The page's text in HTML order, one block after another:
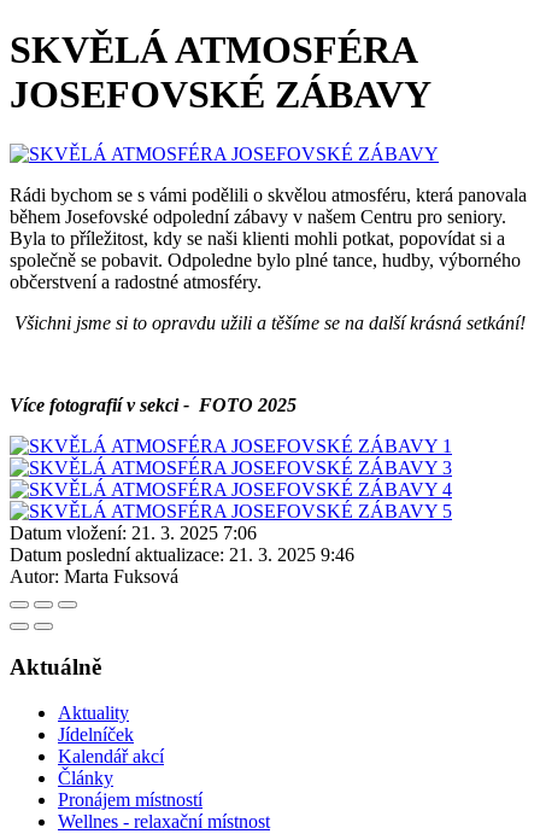
SKVĚLÁ ATMOSFÉRA
JOSEFOVSKÉ ZÁBAVY
Rádi bychom se s vámi podělili o skvělou atmosféru, která panovala
během Josefovské odpolední zábavy v našem Centru pro seniory.
Byla to příležitost, kdy se naši klienti mohli potkat, popovídat si a
společně se pobavit. Odpoledne bylo plné tance, hudby, výborného
občerstvení a radostné atmosféry.
Všichni jsme si to opravdu užili a těšíme se na další krásná setkání!
Více fotografií v sekci - FOTO 2025
Datum vložení: 21. 3. 2025 7:06
Datum poslední aktualizace: 21. 3. 2025 9:46
Autor: Marta Fuksová
Aktuálně
Aktuality
Jídelníček
Kalendář akcí
Články
Pronájem místností
Wellnes - relaxační místnost